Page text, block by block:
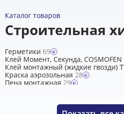
Каталог товаров
Строительная
Герметики 69
Клей Момент, Секунда, COSMOFEN
Клей монтажный (жидкие гвозди)
Краска аэрозольная 28
Пена монтажная 29